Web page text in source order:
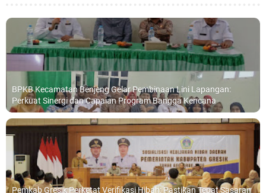
Keluarga Besar dr. Titin Ekowati RS Wates Husada Balongpanggang
RT 03 RW 01 Patra Raya Rosewood Cerme Gresik Berbenah dan
Bersolek, Siap Meriahkan HUT Ke 81 RI
Sabtu, 8 Agustus
BPKB Kecamatan Benjeng Gelar Pembinaan Lini Lapangan:
Perkuat Sinergi dan Capaian Program Bangga Kencana
Pemkab Gresik Perketat Verifikasi Hibah: Pastikan Tepat Sasaran